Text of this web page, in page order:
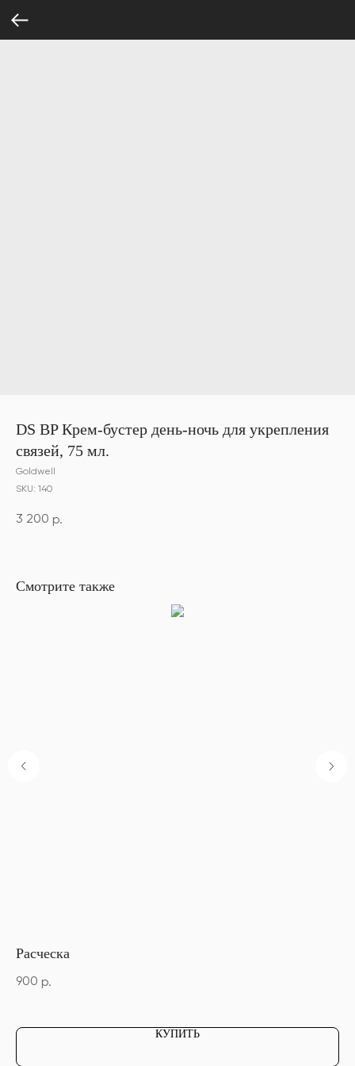
DS BP Крем-бустер день-ночь для укрепления
связей, 75 мл.
Goldwell
SKU: 140
3 200 р.
Смотрите также
Расческа
900 р.
КУПИТЬ